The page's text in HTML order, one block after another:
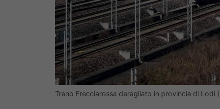
Treno Frecciarossa deragliato in provincia di Lodi